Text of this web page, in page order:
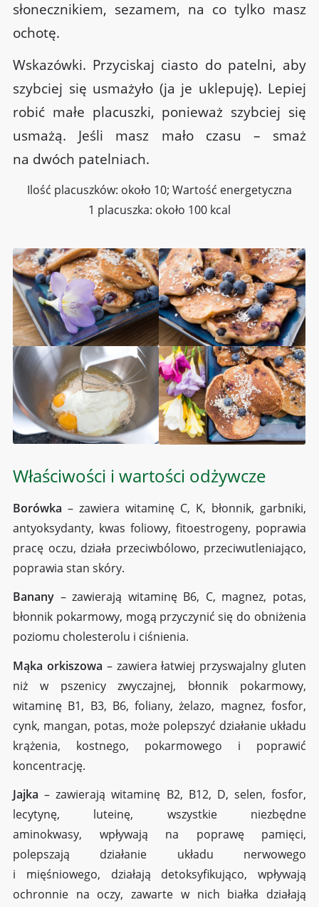
słonecznikiem, sezamem, na co tylko masz
ochotę.
Wskazówki. Przyciskaj ciasto do patelni, aby
szybciej się usmażyło (ja je uklepuję). Lepiej
robić małe placuszki, ponieważ szybciej się
usmażą. Jeśli masz mało czasu – smaż
na dwóch patelniach.
Ilość placuszków: około 10; Wartość energetyczna
1 placuszka: około 100 kcal
Właściwości i wartości odżywcze
Borówka – zawiera witaminę C, K, błonnik, garbniki,
antyoksydanty, kwas foliowy, fitoestrogeny, poprawia
pracę oczu, działa przeciwbólowo, przeciwutleniająco,
poprawia stan skóry.
Banany – zawierają witaminę B6, C, magnez, potas,
błonnik pokarmowy, mogą przyczynić się do obniżenia
poziomu cholesterolu i ciśnienia.
Mąka orkiszowa – zawiera łatwiej przyswajalny gluten
niż w pszenicy zwyczajnej, błonnik pokarmowy,
witaminę B1, B3, B6, foliany, żelazo, magnez, fosfor,
cynk, mangan, potas, może polepszyć działanie układu
krążenia, kostnego, pokarmowego i poprawić
koncentrację.
Jajka – zawierają witaminę B2, B12, D, selen, fosfor,
lecytynę, luteinę, wszystkie niezbędne
aminokwasy, wpływają na poprawę pamięci,
polepszają działanie układu nerwowego
i mięśniowego, działają detoksyfikująco, wpływają
ochronnie na oczy, zawarte w nich białka działają